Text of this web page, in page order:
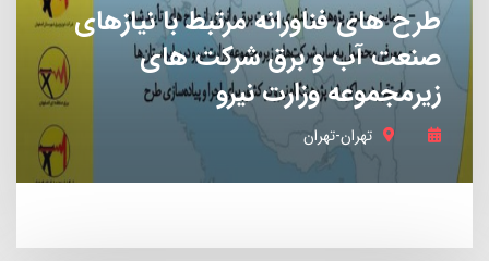
املاک
43 استارتاپ
طرح های فناورانه مرتبط با نیازهای
صنعت آب و برق شرکت های
زیرمجموعه وزارت نیرو
تهران-تهران